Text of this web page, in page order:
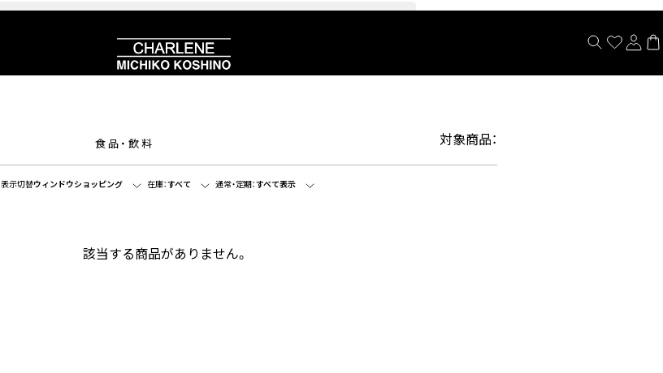
食品・飲料 対象商品：
表示切替ウィンドウショッピング 在庫：すべて 通常・定期：すべて表示
該当する商品がありません。